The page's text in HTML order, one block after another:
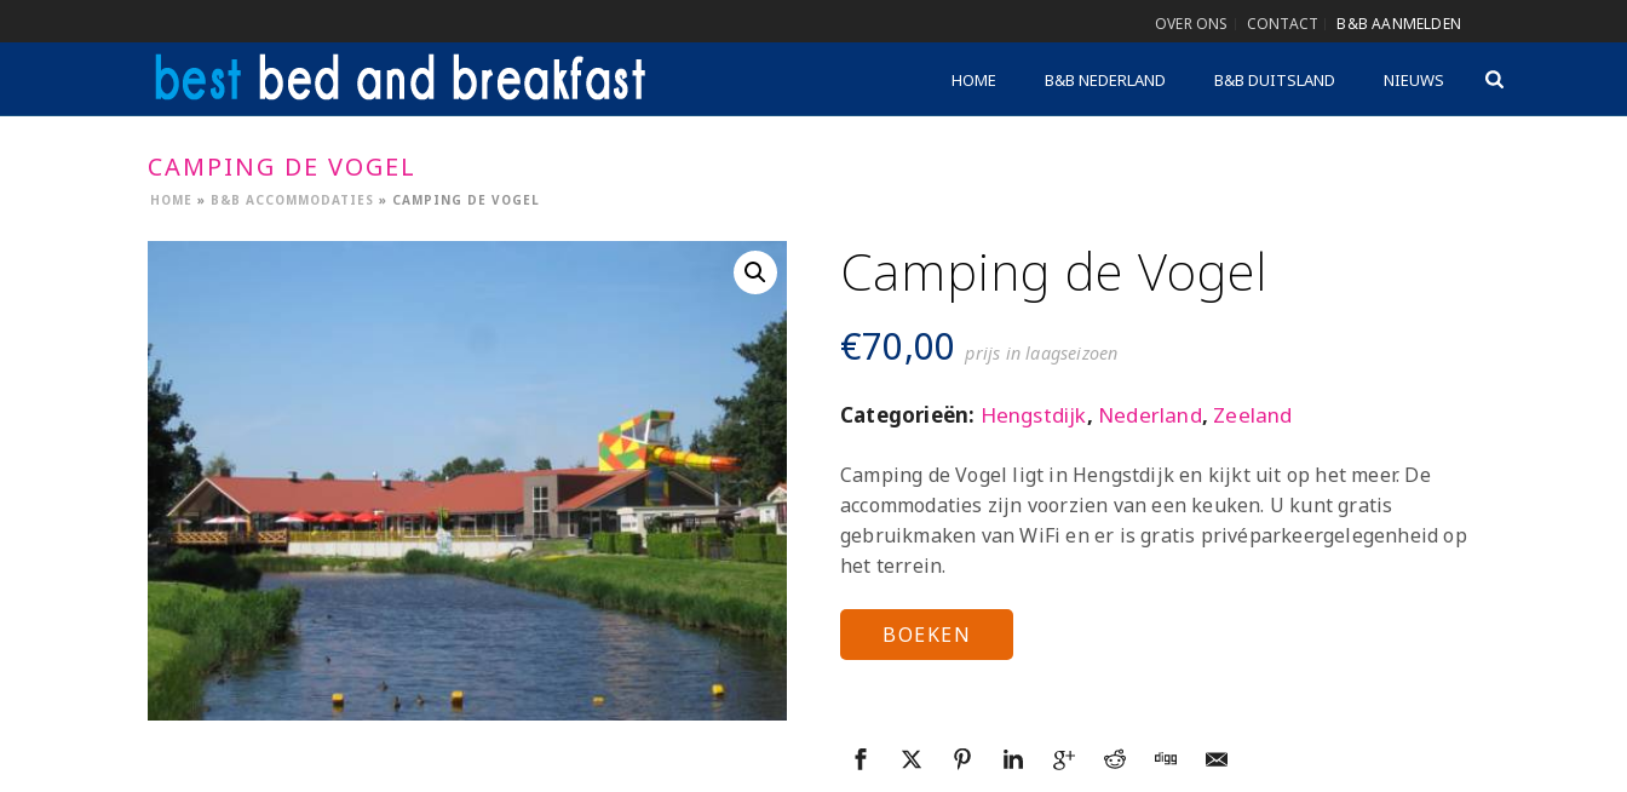
OVER ONS CONTACT B&B AANMELDEN
HOME B&B NEDERLAND B&B DUITSLAND NIEUWS
CAMPING DE VOGEL
HOME » B&B ACCOMMODATIES » CAMPING DE VOGEL
Camping de Vogel
€70,00 prijs in laagseizoen
Categorieën: Hengstdijk, Nederland, Zeeland
Camping de Vogel ligt in Hengstdijk en kijkt uit op het meer. De
accommodaties zijn voorzien van een keuken. U kunt gratis
gebruikmaken van WiFi en er is gratis privéparkeergelegenheid op
het terrein.
BOEKEN